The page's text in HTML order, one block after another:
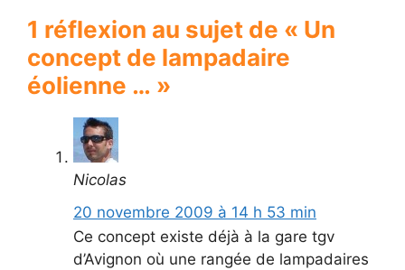
1 réflexion au sujet de « Un
concept de lampadaire
éolienne … »
Nicolas
20 novembre 2009 à 14 h 53 min
Ce concept existe déjà à la gare tgv
d’Avignon où une rangée de lampadaires